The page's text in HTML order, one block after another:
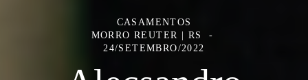
CASAMENTOS
MORRO REUTER | RS
24/SETEMBRO/2022